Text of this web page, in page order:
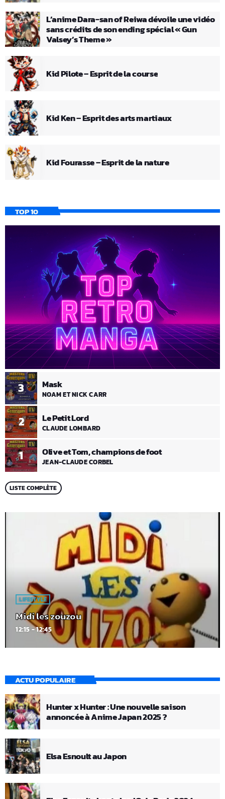
L’anime Dara-san of Reiwa dévoile une vidéo
sans crédits de son ending spécial « Gun
Valsey’s Theme »
Kid Pilote – Esprit de la course
Kid Ken – Esprit des arts martiaux
Kid Fourasse – Esprit de la nature
TOP 10
1 Olive et Tom, champions de foot
JEAN-CLAUDE CORBEL
2 Le Petit Lord
CLAUDE LOMBARD
3 Mask
NOAM ET NICK CARR
LISTE COMPLÈTE
LIFESTYLE
Midi les zouzou
12:15 - 12:45
ACTU POPULAIRE
Hunter x Hunter : Une nouvelle saison
annoncée à Anime Japan 2025 ?
Elsa Esnoult au Japon